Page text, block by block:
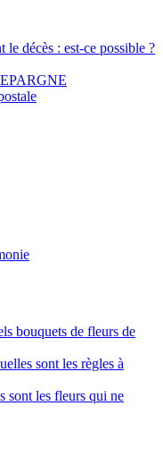
le décès : est-ce possible ?
bouquets de fleurs de
sont les règles à
sont les fleurs qui ne